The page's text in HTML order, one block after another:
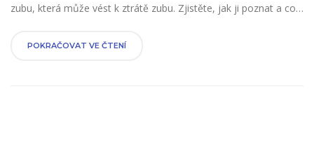
zubu, která může vést k ztrátě zubu. Zjistěte, jak ji poznat a co
POKRAČOVAT VE ČTENÍ